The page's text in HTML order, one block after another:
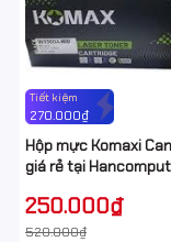
Tiết kiệm
270.000₫
Hộp mực Komaxi
giá rẻ tại
250.000₫
520.000₫